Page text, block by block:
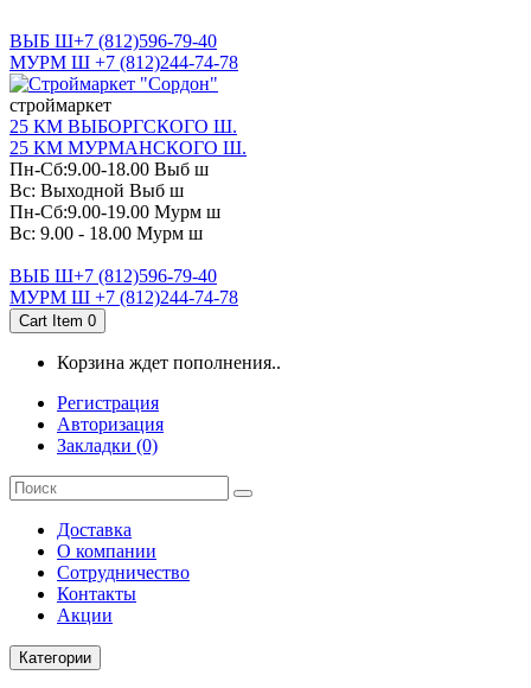
ВЫБ Ш+7 (812)596-79-40
МУРМ Ш +7 (812)244-74-78
cтроймаркет
25 КМ ВЫБОРГСКОГО Ш.
25 КМ МУРМАНСКОГО Ш.
Пн-Сб:9.00-18.00 Выб ш
Вс: Выходной Выб ш
Пн-Сб:9.00-19.00 Мурм ш
Вс: 9.00 - 18.00 Мурм ш
ВЫБ Ш+7 (812)596-79-40
МУРМ Ш +7 (812)244-74-78
Cart Item 0
Корзина ждет пополнения..
Регистрация
Авторизация
Закладки (0)
Доставка
О компании
Cотрудничество
Контакты
Акции
Категории